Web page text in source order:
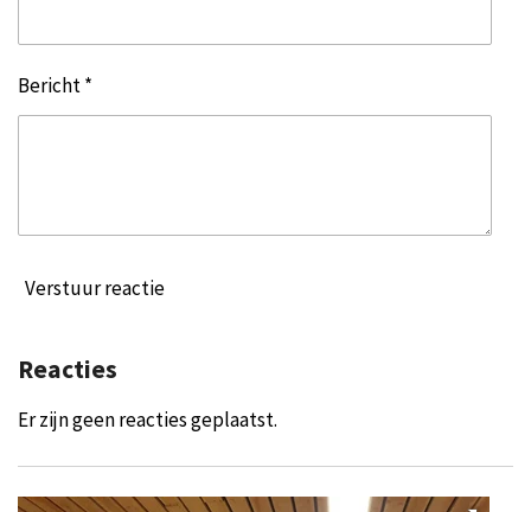
Bericht *
Verstuur reactie
Reacties
Er zijn geen reacties geplaatst.